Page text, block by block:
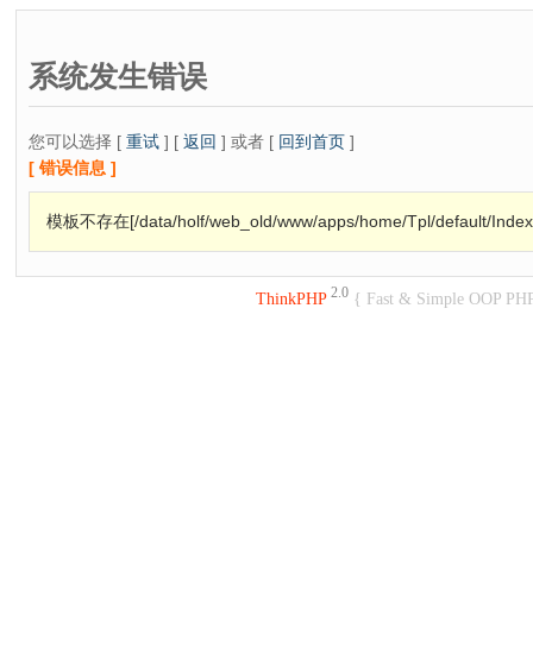
系统发生错误
您可以选择 [ 重试 ] [ 返回 ] 或者 [ 回到首页 ]
[ 错误信息 ]
模板不存在[/data/holf/web_old/www/apps/home/Tpl/default/
ThinkPHP 2.0 { Fast & Simple OOP